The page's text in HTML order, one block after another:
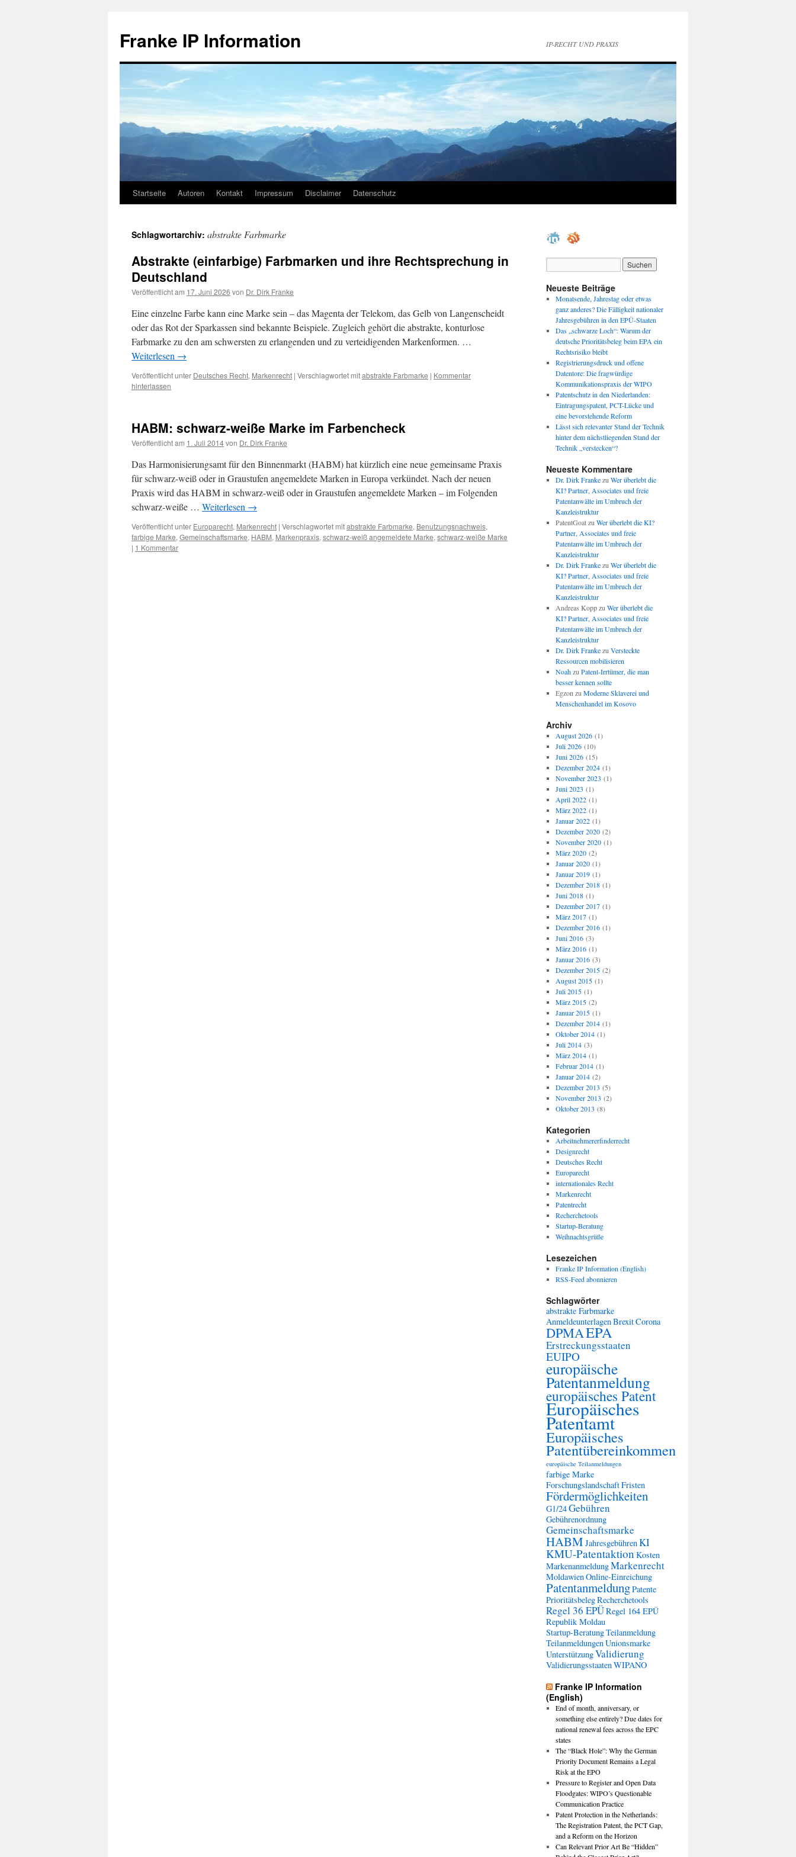
springen
Franke IP Information IP-RECHT UND PRAXIS
Startseite Autoren Kontakt Impressum Disclaimer Datenschutz
Schlagwortarchiv: abstrakte Farbmarke
Abstrakte (einfarbige) Farbmarken und ihre Rechtsprechung in
Deutschland
Veröffentlicht am 17. Juni 2026 von Dr. Dirk Franke
Eine einzelne Farbe kann eine Marke sein – das Magenta der Telekom, das Gelb von Langenscheidt
oder das Rot der Sparkassen sind bekannte Beispiele. Zugleich gehört die abstrakte, konturlose
Farbmarke zu den am schwersten zu erlangenden und zu verteidigenden Markenformen. …
Weiterlesen →
Veröffentlicht unter Deutsches Recht, Markenrecht | Verschlagwortet mitabstrakte Farbmarke | Kommentar
hinterlassen
HABM: schwarz-weiße Marke im Farbencheck
Veröffentlicht am 1. Juli 2014von Dr. Dirk Franke
Das Harmonisierungsamt für den Binnenmarkt (HABM) hat kürzlich eine neue gemeinsame Praxis
für schwarz-weiß oder in Graustufen angemeldete Marken in Europa verkündet. Nach der neuen
Praxis wird das HABM in schwarz-weiß oder in Graustufen angemeldete Marken – im Folgenden
schwarz-weiße … Weiterlesen →
Veröffentlicht unter Europarecht, Markenrecht | Verschlagwortet mitabstrakte Farbmarke, Benutzungsnachweis,
farbige Marke, Gemeinschaftsmarke, HABM, Markenpraxis, schwarz-weiß angemeldete Marke, schwarz-weiße Marke
| 1 Kommentar
Neueste Beiträge
Monatsende, Jahrestag oder etwas
ganz anderes? Die Fälligkeit nationaler
Jahresgebühren in den EPÜ-Staaten
Das „schwarze Loch“: Warum der
deutsche Prioritätsbeleg beim EPA ein
Rechtsrisiko bleibt
Registrierungsdruck und offene
Datentore: Die fragwürdige
Kommunikationspraxis der WIPO
Patentschutz in den Niederlanden:
Eintragungspatent, PCT-Lücke und
eine bevorstehende Reform
Lässt sich relevanter Stand der Technik
hinter dem nächstliegenden Stand der
Technik „verstecken“?
Neueste Kommentare
Dr. Dirk Frankezu Wer überlebt die
KI? Partner, Associates und freie
Patentanwälte im Umbruch der
Kanzleistruktur
PatentGoatzu Wer überlebt die KI?
Partner, Associates und freie
Patentanwälte im Umbruch der
Kanzleistruktur
Dr. Dirk Frankezu Wer überlebt die
KI? Partner, Associates und freie
Patentanwälte im Umbruch der
Kanzleistruktur
Andreas Koppzu Wer überlebt die
KI? Partner, Associates und freie
Patentanwälte im Umbruch der
Kanzleistruktur
Dr. Dirk Frankezu Versteckte
Ressourcen mobilisieren
Noahzu Patent-Irrtümer, die man
besser kennen sollte
Egzon zu Moderne Sklaverei und
Menschenhandel im Kosovo
Archiv
August 2026(1)
Juli 2026(10)
Juni 2026(15)
Dezember 2024(1)
November 2023 (1)
Juni 2023 (1)
April 2022(1)
März 2022(1)
Januar 2022(1)
Dezember 2020(2)
November 2020(1)
März 2020(2)
Januar 2020(1)
Januar 2019(1)
Dezember 2018(1)
Juni 2018(1)
Dezember 2017(1)
März 2017(1)
Dezember 2016(1)
Juni 2016(3)
März 2016(1)
Januar 2016(3)
Dezember 2015(2)
August 2015(1)
Juli 2015(1)
März 2015(2)
Januar 2015(1)
Dezember 2014(1)
Oktober 2014(1)
Juli 2014(3)
März 2014(1)
Februar 2014(1)
Januar 2014(2)
Dezember 2013 (5)
November 2013 (2)
Oktober 2013 (8)
Kategorien
Arbeitnehmererfinderrecht
Designrecht
Deutsches Recht
Europarecht
internationales Recht
Markenrecht
Patentrecht
Recherchetools
Startup-Beratung
Weihnachtsgrüße
Lesezeichen
Franke IP Information (English)
RSS-Feed abonnieren
Schlagwörter
abstrakte Farbmarke
AnmeldeunterlagenBrexitCorona
DPMAEPA
Erstreckungsstaaten
EUIPO
europäische
Patentanmeldung
europäisches Patent
Europäisches
Patentamt
Europäisches
Patentübereinkommen
europäische Teilanmeldungen
farbige Marke
ForschungslandschaftFristen
Fördermöglichkeiten
G1/24Gebühren
Gebührenordnung
Gemeinschaftsmarke
HABM JahresgebührenKI
KMU-Patentaktion Kosten
MarkenanmeldungMarkenrecht
MoldawienOnline-Einreichung
PatentanmeldungPatente
PrioritätsbelegRecherchetools
Regel 36 EPÜRegel 164 EPÜ
Republik Moldau
Startup-BeratungTeilanmeldung
TeilanmeldungenUnionsmarke
UnterstützungValidierung
ValidierungsstaatenWIPANO
Franke IP Information
(English)
End of month, anniversary, or
something else entirely? Due dates for
national renewal fees across the EPC
states
The “Black Hole”: Why the German
Priority Document Remains a Legal
Risk at the EPO
Pressure to Register and Open Data
Floodgates: WIPO’s Questionable
Communication Practice
Patent Protection in the Netherlands:
The Registration Patent, the PCT Gap,
and a Reform on the Horizon
Can Relevant Prior Art Be “Hidden”